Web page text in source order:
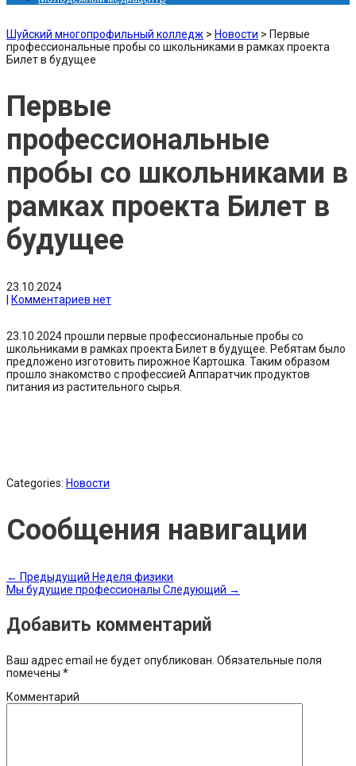
Шуйский многопрофильный колледж > Новости > Первые
профессиональные пробы со школьниками в рамках проекта
Билет в будущее
Первые
профессиональные
пробы со школьниками в
рамках проекта Билет в
будущее
23.10.2024
Комментариев нет
23.10.2024 прошли первые профессиональные пробы со
школьниками в рамках проекта Билет в будущее. Ребятам было
предложено изготовить пирожное Картошка. Таким образом
прошло знакомство с профессией Аппаратчик продуктов
питания из растительного сырья.
Categories: Новости
Сообщения навигации
← Предыдущий Неделя физики
Мы будущие профессионалы Следующий →
Добавить комментарий
Ваш адрес email не будет опубликован. Обязательные поля
помечены *
Комментарий